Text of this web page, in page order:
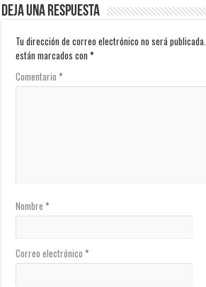
Deja una respuesta
Tu dirección de correo electrónico no será publicada.
están marcados con*
Comentario*
Nombre*
Correo electrónico*